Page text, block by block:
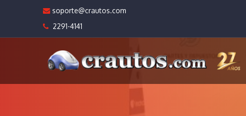
soporte@crautos.com
2291-4141